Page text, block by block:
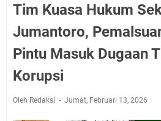
Tim Kuasa Hukum
Jumantoro,
Pintu Masuk Dugaan
Korupsi
Oleh Redaksi Jumat, Februari 13, 2026